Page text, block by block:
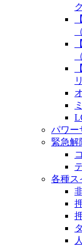
パワー
緊急解
各種ス